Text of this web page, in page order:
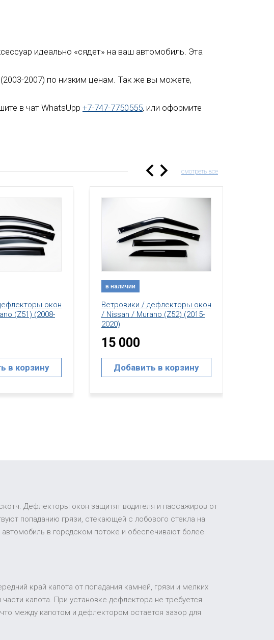
идеально «сядет» на ваш автомобиль. Эта
2007) по низким ценам. Так же вы можете,
в чат WhatsUpp +7-747-7750555, или оформите
смотреть все
окон
(Z52) (2015-
в корзину
в наличии
/ Nissan / Murano (Z52) (2015-
2020)
20 000
Добавить в корзину
Дефлекторы окон защитят водителя и пассажиров от
попаданию грязи, стекающей с лобового стекла на
в городском потоке и обеспечивают более
край капота от попадания камней, грязи и мелких
капота. При установке дефлектора не требуется
между капотом и дефлектором остается зазор для